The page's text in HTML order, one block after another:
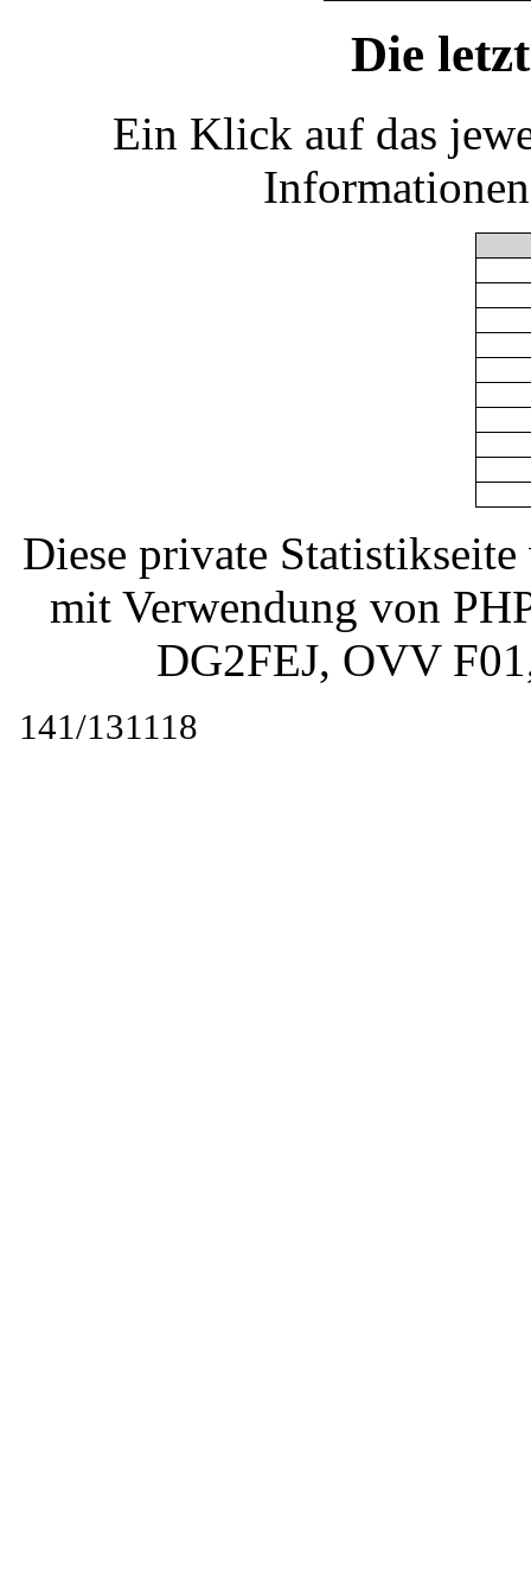
Die
Ein Klick auf das
Diese private
mit Verwendung von
DG2FEJ, OVV
141/131118